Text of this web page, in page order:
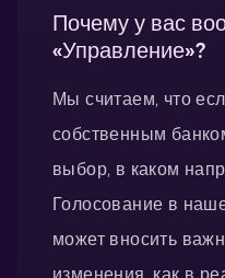
Почему у вас
«Управление»?
Мы считаем, что
собственным
выбор, в каком
Голосование в
может вносить